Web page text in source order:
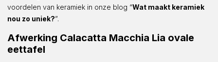
voordelen van keramiek in onze blog “Wat maakt keramiek
nou zo uniek?”.
Afwerking Calacatta Macchia Lia ovale
eettafel